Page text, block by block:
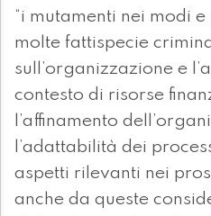
“i mutamenti nei modi e
molte fattispecie
sull’organizzazione e
contesto di risorse
l’affinamento
l’adattabilità dei
aspetti rilevanti nei
anche da queste